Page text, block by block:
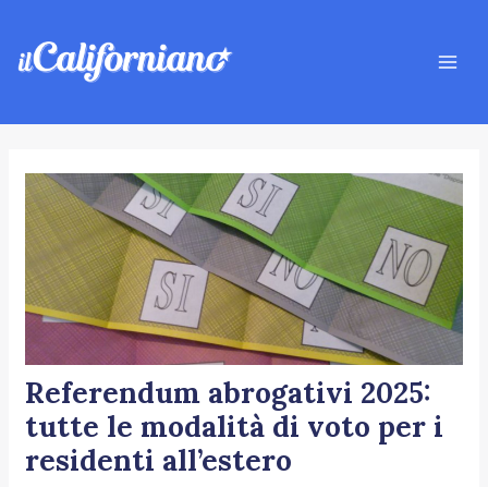
Referendum abrogativi 2025:
tutte le modalità di voto per i
residenti all’estero
articoli